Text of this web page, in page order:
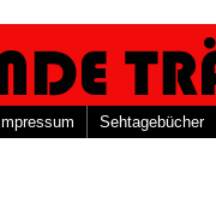
Impressum Sehtagebücher